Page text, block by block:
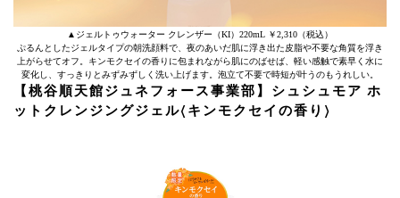
▲ジェルトゥウォーター クレンザー（KI）220mL ￥2,310（税込）
ぷるんとしたジェルタイプの朝洗顔料で、夜のあいだ肌に浮き出た皮脂や不要な角質を浮き
上がらせてオフ。キンモクセイの香りに包まれながら肌にのばせば、軽い感触で素早く水に
変化し、すっきりとみずみずしく洗い上げます。泡立て不要で時短が叶うのもうれしい。
【桃谷順天館ジュネフォース事業部】シュシュモア ホ
ットクレンジングジェル〈キンモクセイの香り〉